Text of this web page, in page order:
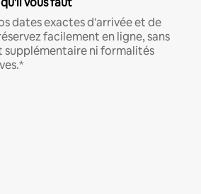
dates exactes d'arrivée et de
facilement en ligne, sans
supplémentaire ni formalités